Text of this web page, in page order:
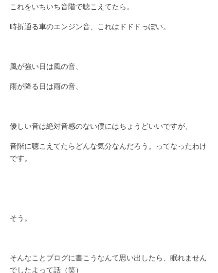
これをいちいち音階で聴こえてたら。
時折通る車のエンジン音、これはドドドっぽい。
風が強い日は風の音、
雨が降る日は雨の音、
優しい音は絶対音感のない僕にはちょうどいいですが、
音階に聴こえてたらどんな気分なんだろう。ってなったわけ
です。
そう。
そんなことブログに書こうなんて思い出したら、眠れません
でしたよって話（笑）